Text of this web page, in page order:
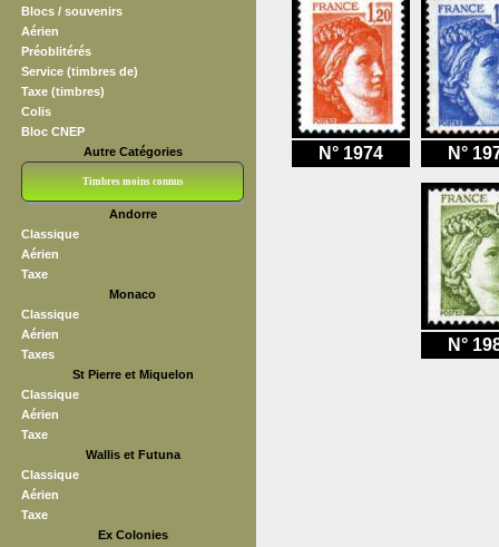
Blocs / souvenirs
Aérien
Préoblitérés
Service (timbres de)
Taxe (timbres)
Colis
Bloc CNEP
Autre Catégories
Timbres moins connus
Andorre
Classique
Aérien
Taxe
Monaco
Classique
Aérien
Taxes
St Pierre et Miquelon
Classique
Aérien
Taxe
Wallis et Futuna
Classique
Aérien
Taxe
Ex Colonies
N° 1974 N°
N°